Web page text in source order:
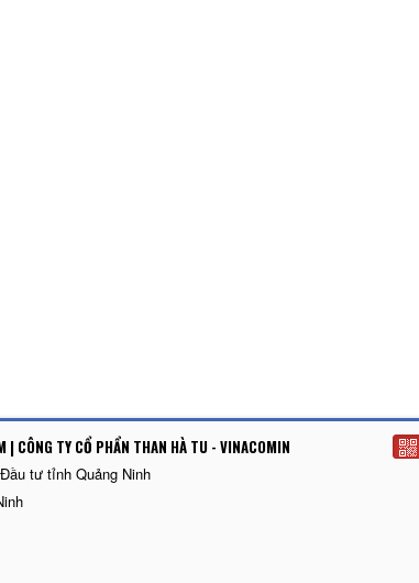
| CÔNG TY CỔ PHẨN THAN HÀ TU - VINACOMIN
tư tỉnh Quảng Ninh